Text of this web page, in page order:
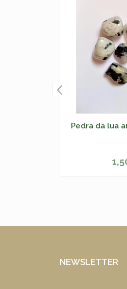
Pedra da lua
NEWSLETTER